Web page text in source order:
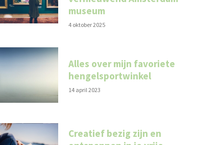
museum
4 oktober 2025
Alles over mijn favoriete
hengelsportwinkel
14 april 2023
Creatief bezig zijn en